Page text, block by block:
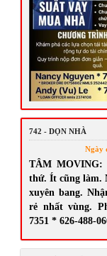
742 - DỌN NHÀ
Ngày
TÂM MOVING:
thứ. Ít cũng làm.
xuyên bang.
rẻ nhất vùng.
7351 * 626-488-